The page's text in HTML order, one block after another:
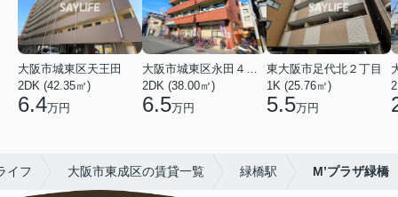
大阪市城東区天王田
2DK (42.35㎡)
6.4万円
2DK (38.00㎡)
6.5万円
東大阪市足代北２丁目
1K (25.76㎡)
5.5万円
イフ 大阪市東成区の賃貸一覧 緑橋駅 M’プラザ緑橋